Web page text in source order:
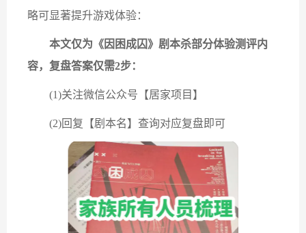
略可显著提升游戏体验：
本文仅为《因困成囚》剧本杀部分体验测评内
容，复盘答案仅需2步：
(1)关注微信公众号【居家项目】
(2)回复【剧本名】查询对应复盘即可